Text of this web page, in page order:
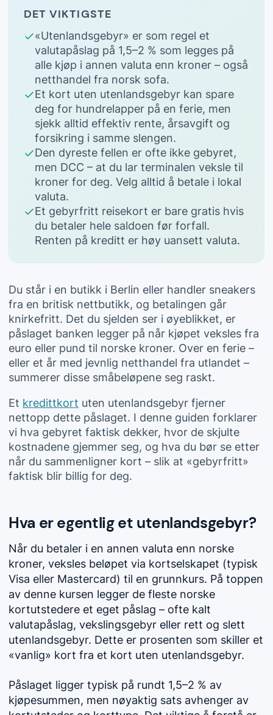
DET VIKTIGSTE
«Utenlandsgebyr» er som regel et
valutapåslag på 1,5–2 % som legges på
alle kjøp i annen valuta enn kroner – også
netthandel fra norsk sofa.
Et kort uten utenlandsgebyr kan spare
deg for hundrelapper på en ferie, men
sjekk alltid effektiv rente, årsavgift og
forsikring i samme slengen.
Den dyreste fellen er ofte ikke gebyret,
men DCC – at du lar terminalen veksle til
kroner for deg. Velg alltid å betale i lokal
valuta.
Et gebyrfritt reisekort er bare gratis hvis
du betaler hele saldoen før forfall.
Renten på kreditt er høy uansett valuta.
Du står i en butikk i Berlin eller handler sneakers
fra en britisk nettbutikk, og betalingen går
knirkefritt. Det du sjelden ser i øyeblikket, er
påslaget banken legger på når kjøpet veksles fra
euro eller pund til norske kroner. Over en ferie –
eller et år med jevnlig netthandel fra utlandet –
summerer disse småbeløpene seg raskt.
Et kredittkort uten utenlandsgebyr fjerner
nettopp dette påslaget. I denne guiden forklarer
vi hva gebyret faktisk dekker, hvor de skjulte
kostnadene gjemmer seg, og hva du bør se etter
når du sammenligner kort – slik at «gebyrfritt»
faktisk blir billig for deg.
Hva er egentlig et utenlandsgebyr?
Når du betaler i en annen valuta enn norske
kroner, veksles beløpet via kortselskapet (typisk
Visa eller Mastercard) til en grunnkurs. På toppen
av denne kursen legger de fleste norske
kortutstedere et eget påslag – ofte kalt
valutapåslag, vekslingsgebyr eller rett og slett
utenlandsgebyr. Dette er prosenten som skiller et
«vanlig» kort fra et kort uten utenlandsgebyr.
Påslaget ligger typisk på rundt 1,5–2 % av
kjøpesummen, men nøyaktig sats avhenger av